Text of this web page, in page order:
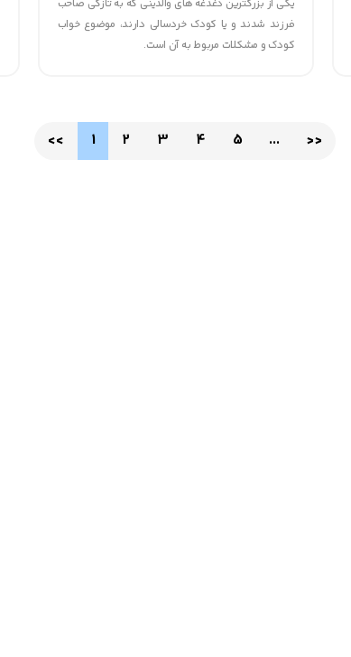
یکی از بزرگترین دغدغه های والدینی که به تازگی صاحب
فرزند شدند و یا کودک خردسالی دارند، موضوع خواب
کودک و مشکلات مربوط به آن است.
<< 1 2 3 4 5 ... >>